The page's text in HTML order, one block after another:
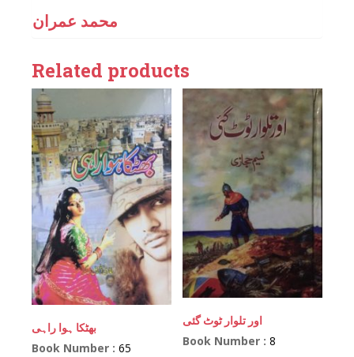
محمد عمران
Related products
بھٹکا ہوا راہی
Book Number : 65
اور تلوار ٹوٹ گئی
Book Number :8